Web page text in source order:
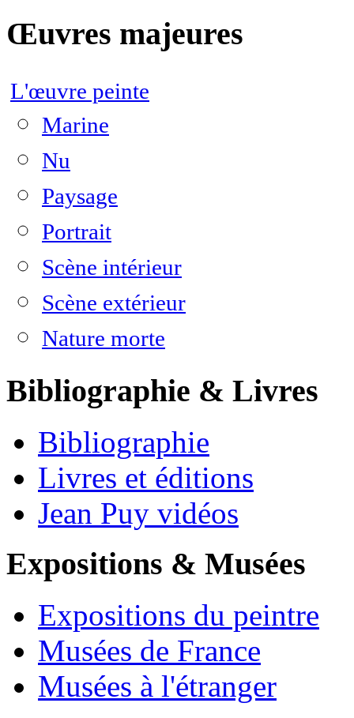
Œuvres majeures
L'œuvre peinte
Marine
Nu
Paysage
Portrait
Scène intérieur
Scène extérieur
Nature morte
Bibliographie & Livres
Bibliographie
Livres et éditions
Jean Puy vidéos
Expositions & Musées
Expositions du peintre
Musées de France
Musées à l'étranger